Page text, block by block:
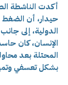
أكدت الناشطة
حيدار، أن الضغط
الدولية، إلى
الإنسان، كان
المحتلة بعد
بشكل تعسفي